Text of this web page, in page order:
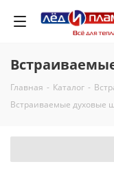
Главная - Каталог -
Встраиваемые духовые